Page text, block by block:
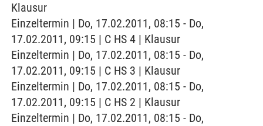
Klausur
Einzeltermin | Do, 17.02.2011, 08:15 - Do,
17.02.2011, 09:15 | C HS 4 | Klausur
Einzeltermin | Do, 17.02.2011, 08:15 - Do,
17.02.2011, 09:15 | C HS 3 | Klausur
Einzeltermin | Do, 17.02.2011, 08:15 - Do,
17.02.2011, 09:15 | C HS 2 | Klausur
Einzeltermin | Do, 17.02.2011, 08:15 - Do,